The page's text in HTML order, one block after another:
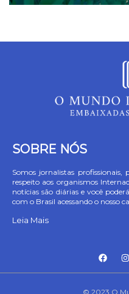
SOBRE NÓS
Somos jornalistas
respeito aos organismos
notícias são diárias e você
com o Brasil acessando o nosso
Leia Mais
© 2023 O